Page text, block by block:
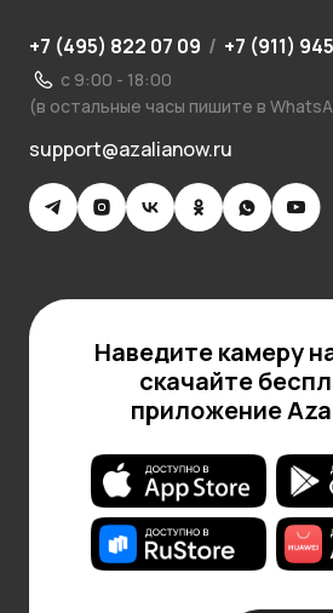
+7 (495) 822 07 09 / +7 (911)
с 9:00 - 18:00
(в остальные часы пишите в
support@azalianow.ru
Наведите камеру
скачайте
приложение